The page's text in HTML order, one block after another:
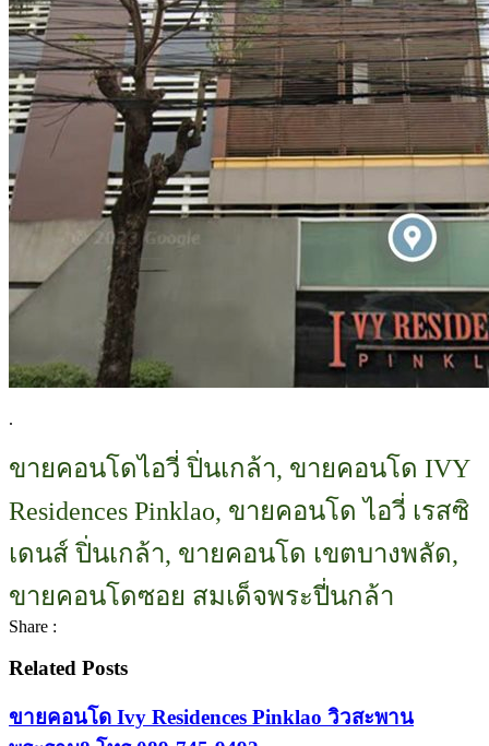
.
ขายคอนโดไอวี่ ปิ่นเกล้า, ขายคอนโด IVY
Residences Pinklao, ขายคอนโด ไอวี่ เรสซิ
เดนส์ ปิ่นเกล้า, ขายคอนโด เขตบางพลัด,
ขายคอนโดซอย สมเด็จพระปี่นกล้า
Share :
Related Posts
ขายคอนโด Ivy Residences Pinklao วิวสะพาน